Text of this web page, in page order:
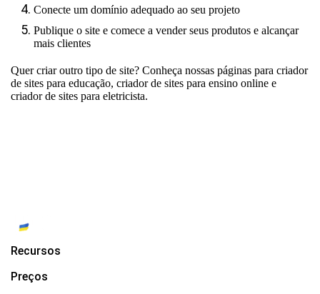
Conecte um domínio adequado ao seu projeto
Publique o site e comece a vender seus produtos e alcançar
mais clientes
Quer criar outro tipo de site? Conheça nossas páginas para criador
de sites para educação, criador de sites para ensino online e
criador de sites para eletricista.
Recursos
Preços